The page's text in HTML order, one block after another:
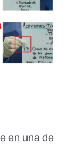
en una de